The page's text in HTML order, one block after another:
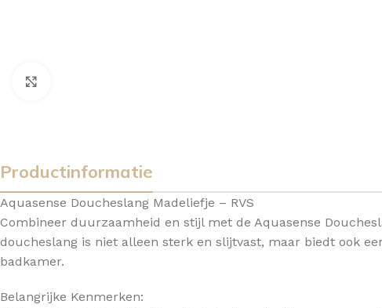
TOPBLADEN
Productinformatie
Aquasense Doucheslang Madeliefje – RVS
Combineer duurzaamheid en stijl met de Aquasense
doucheslang is niet alleen sterk en slijtvast, maar biedt ook
badkamer.
Belangrijke Kenmerken: